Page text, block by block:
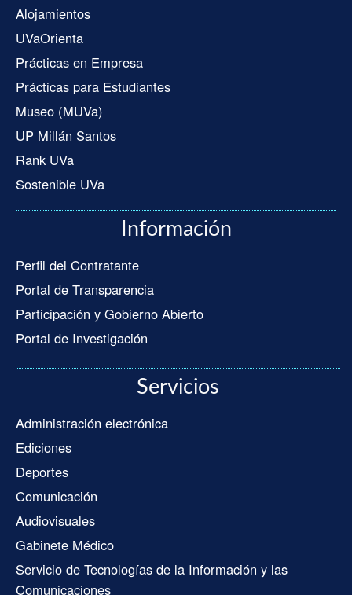
Alojamientos
UVaOrienta
Prácticas en Empresa
Prácticas para Estudiantes
Museo (MUVa)
UP Millán Santos
Rank UVa
Sostenible UVa
Información
Perfil del Contratante
Portal de Transparencia
Participación y Gobierno Abierto
Portal de Investigación
Servicios
Administración electrónica
Ediciones
Deportes
Comunicación
Audiovisuales
Gabinete Médico
Servicio de Tecnologías de la Información y las
Comunicaciones